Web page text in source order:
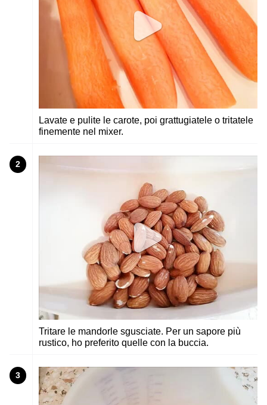
Lavate e pulite le carote, poi grattugiatele o tritatele
finemente nel mixer.
2
Tritare le mandorle sgusciate. Per un sapore più
rustico, ho preferito quelle con la buccia.
3